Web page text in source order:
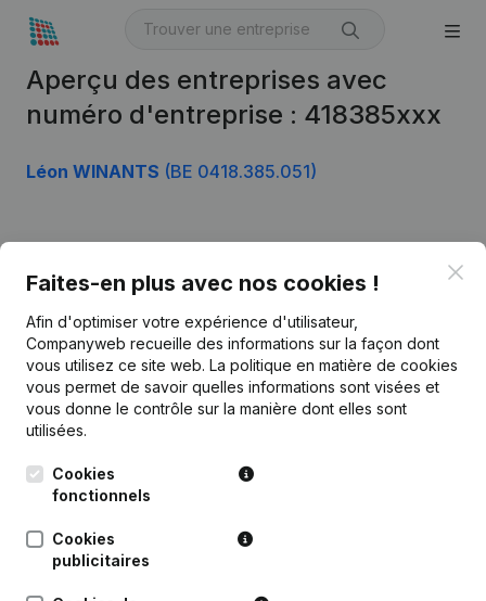
Aperçu des entreprises avec
numéro d'entreprise : 418385xxx
Léon WINANTS (BE 0418.385.051)
Faites-en plus avec nos cookies !
Afin d'optimiser votre expérience d'utilisateur,
Companyweb recueille des informations sur la façon dont
vous utilisez ce site web. La politique en matière de cookies
vous permet de savoir quelles informations sont visées et
vous donne le contrôle sur la manière dont elles sont
utilisées.
Cookies
fonctionnels
Cookies
publicitaires
Français
Kantorenpark Everest
Leuvensesteenweg
1800 Vilvoorde
Informations d’entreprise
Monitoring
Recherche internationale
Prospection